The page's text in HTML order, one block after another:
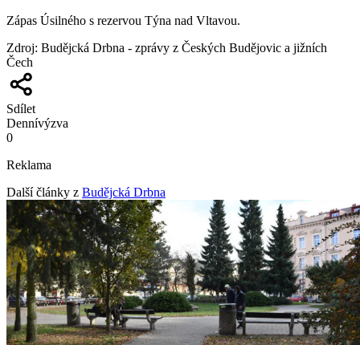
Zápas Úsilného s rezervou Týna nad Vltavou.
Zdroj: Budějcká Drbna - zprávy z Českých Budějovic a jižních
Čech
Sdílet
Dennívýzva
0
Reklama
Další články z Budějcká Drbna